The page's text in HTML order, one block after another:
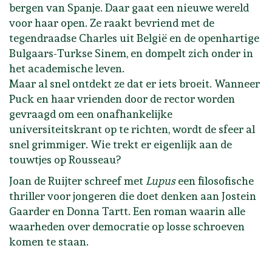
bergen van Spanje. Daar gaat een nieuwe wereld
voor haar open. Ze raakt bevriend met de
tegendraadse Charles uit België en de openhartige
Bulgaars-Turkse Sinem, en dompelt zich onder in
het academische leven.
Maar al snel ontdekt ze dat er iets broeit. Wanneer
Puck en haar vrienden door de rector worden
gevraagd om een onafhankelijke
universiteitskrant op te richten, wordt de sfeer al
snel grimmiger. Wie trekt er eigenlijk aan de
touwtjes op Rousseau?
Joan de Ruijter schreef metLupuseen filosofische
thriller voor jongeren die doet denken aan Jostein
Gaarder en Donna Tartt. Een roman waarin alle
waarheden over democratie op losse schroeven
komen te staan.